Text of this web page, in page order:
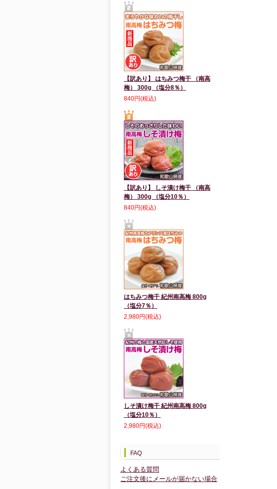
【訳あり】 はちみつ梅干 （南高
梅） 300g （塩分8％）
840円(税込)
【訳あり】 しそ漬け梅干 （南高
梅） 300g （塩分10％）
840円(税込)
はちみつ梅干 紀州南高梅 800g
（塩分7％）
2,980円(税込)
しそ漬け梅干 紀州南高梅 800g
（塩分10％）
2,980円(税込)
FAQ
よくある質問
ご注文後にメールが届かない場合